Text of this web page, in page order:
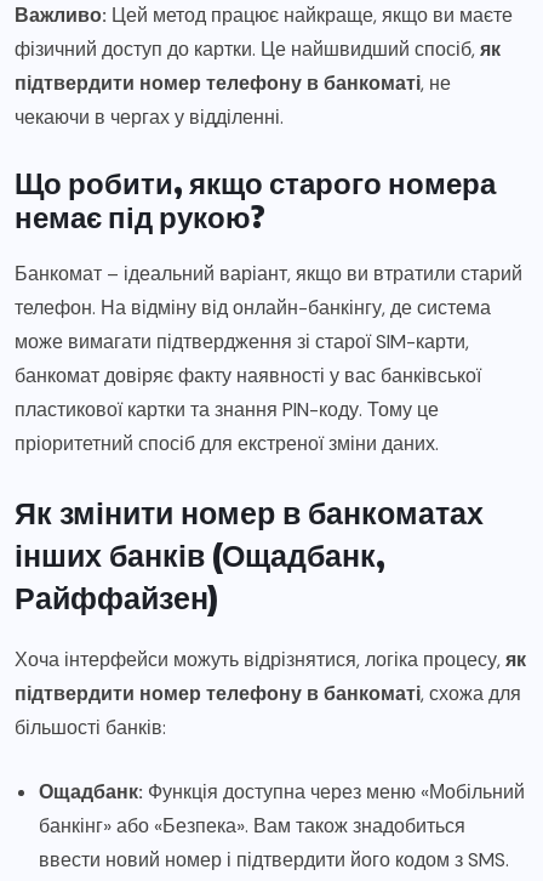
Важливо: Цей метод працює найкраще, якщо ви маєте
фізичний доступ до картки. Це найшвидший спосіб,як
підтвердити номер телефону в банкоматі, не
чекаючи в чергах у відділенні.
Що робити, якщо старого номера
немає під рукою?
Банкомат – ідеальний варіант, якщо ви втратили старий
телефон. На відміну від онлайн-банкінгу, де система
може вимагати підтвердження зі старої SIM-карти,
банкомат довіряє факту наявності у вас банківської
пластикової картки та знання PIN-коду. Тому це
пріоритетний спосіб для екстреної зміни даних.
Як змінити номер в банкоматах
інших банків (Ощадбанк,
Райффайзен)
Хоча інтерфейси можуть відрізнятися, логіка процесу,як
підтвердити номер телефону в банкоматі, схожа для
більшості банків:
Ощадбанк: Функція доступна через меню «Мобільний
банкінг» або «Безпека». Вам також знадобиться
ввести новий номер і підтвердити його кодом з SMS.